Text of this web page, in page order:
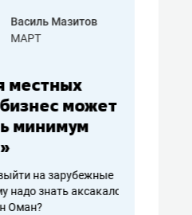
Мазитов
может
на зарубежные
знать аксакалов и